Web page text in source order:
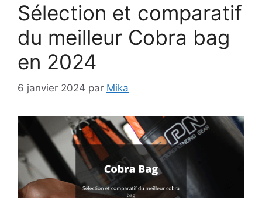
Sélection et comparatif
du meilleur Cobra bag
en 2024
6 janvier 2024 par Mika